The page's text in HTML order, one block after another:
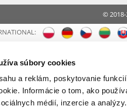
súbory cookies
a reklám, poskytovanie
Informácie o tom, ako
médií, inzercie a
© 2018-